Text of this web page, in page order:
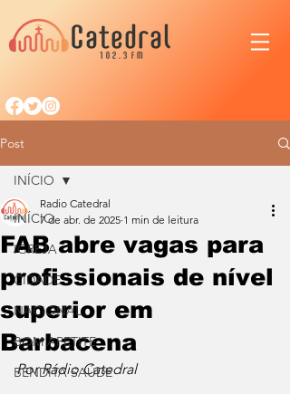
Post
INÍCIO
IGREJA
CIDADE
NACIONAL
BOM APETITE
BENDITA SAÚDE
INÍCIO
FAB abre vagas para
profissionais de nível
superior em
Barbacena
Radio Catedral
7 de abr. de 2025 1 min de leitura
Por Rádio Catedral